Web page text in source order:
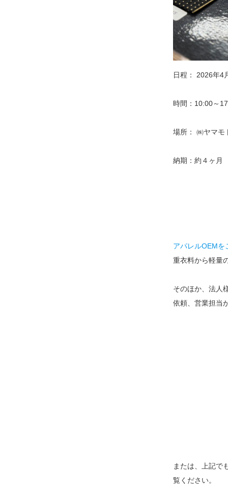
日程： 2026年4
時間：10:00～
場所： ㈱ヤマモ
納期：約４ヶ月
アパレルOEMを
重衣料から軽量
そのほか、法人
依頼、営業担当
または、上記で
覧ください。